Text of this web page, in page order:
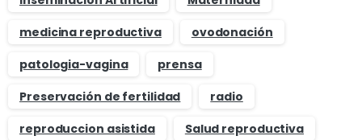
medicina reproductiva
ovodonación
patologia-vagina
prensa
Preservación de fertilidad
radio
reproduccion asistida
Salud reproductiva